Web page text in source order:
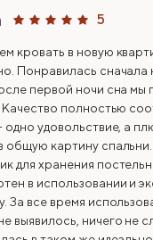
5
кровать в новую
Понравилась сначала
первой ночи сна
Качество полностью
одно удовольствие, а
общую картину
для хранения
в использовании и
За все время
выявилось, ничего не